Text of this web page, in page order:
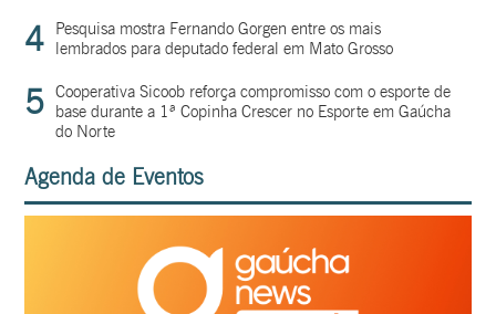
4
Pesquisa mostra Fernando Gorgen entre os mais
lembrados para deputado federal em Mato Grosso
5 Cooperativa Sicoob reforça compromisso com o esporte de
base durante a 1ª Copinha Crescer no Esporte em Gaúcha
do Norte
Agenda de Eventos